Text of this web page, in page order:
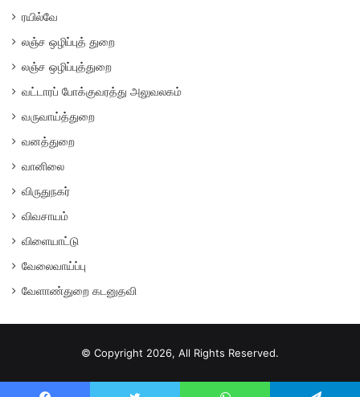
ரயில்வே
லஞ்ச ஒழிப்புத் துறை
லஞ்ச ஒழிப்புத்துறை
வட்டாரப் போக்குவரத்து அலுவலகம்
வருவாய்த்துறை
வனத்துறை
வானிலை
விருதுநகர்
விவசாயம்
விளையாட்டு
வேலைவாய்ப்பு
வேளாண்துறை கடனுதவி
© Copyright 2026, All Rights Reserved.